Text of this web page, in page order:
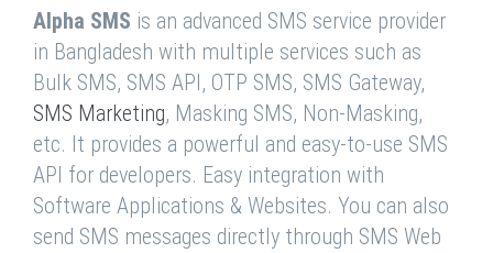
Alpha SMS is an advanced SMS service provider
in Bangladesh with multiple services such as
Bulk SMS, SMS API, OTP SMS, SMS Gateway,
SMS Marketing, Masking SMS, Non-Masking,
etc. It provides a powerful and easy-to-use SMS
API for developers. Easy integration with
Software Applications & Websites. You can also
send SMS messages directly through SMS Web